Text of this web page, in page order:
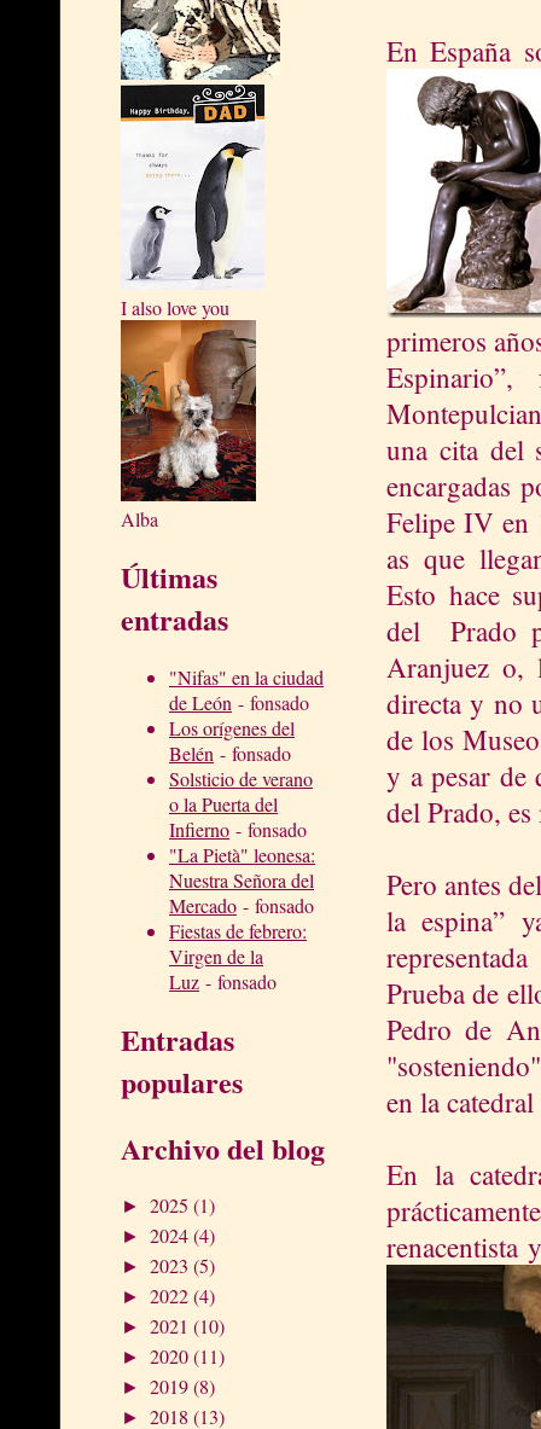
I also love you
Alba
Últimas
entradas
"Nifas" en la ciudad
de León - fonsado
Los orígenes del
Belén - fonsado
Solsticio de verano
o la Puerta del
Infierno - fonsado
"La Pietà" leonesa:
Nuestra Señora del
Mercado - fonsado
Fiestas de febrero:
Virgen de la
Luz - fonsado
Entradas
populares
Archivo del blog
► 2025 (1)
► 2024(4)
► 2023 (5)
► 2022(4)
► 2021 (10)
► 2020(11)
► 2019(8)
► 2018 (13)
En España
primeros
una cita del
encargadas
Felipe IV en
as que
Esto hace
del Prado
Aranjuez o,
directa y no
de los
y a pesar de
del Prado,
Pero antes
la espina”
Prueba de
Pedro de
en la
En la
renacentista